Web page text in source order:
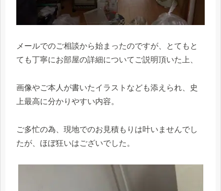
メールでのご相談から始まったのですが、とてもと
ても丁寧にお部屋の詳細についてご説明頂いた上、
画像やご本人が書いたイラストなども添えられ、史
上最高に分かりやすい内容。
ご多忙の為、現地でのお見積もりは叶いませんでし
たが、ほぼ狂いはございでした。